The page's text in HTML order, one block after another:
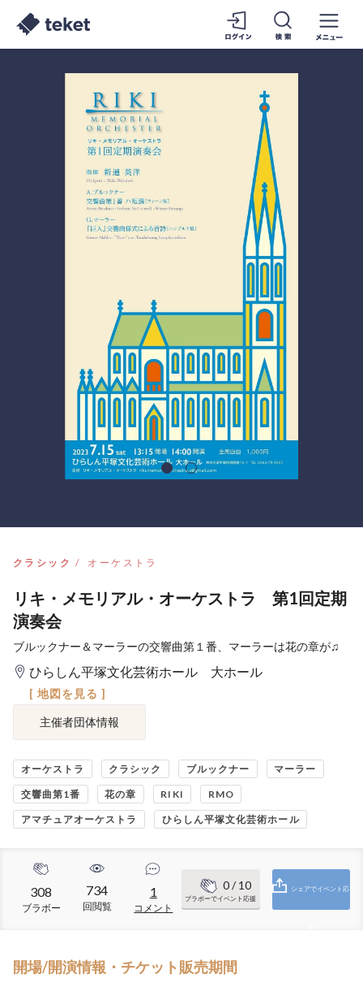
クラシック オーケストラ
リキ・メモリアル・オーケストラ 第1回定期
演奏会
ブルックナー＆マーラーの交響曲第１番、マーラーは花の章が♫
ひらしん平塚文化芸術ホール 大ホール
[ 地図を見る ]
主催者団体情報
オーケストラ クラシック ブルックナー マーラー
交響曲第1番 花の章 RIKI RMO
アマチュアオーケストラ ひらしん平塚文化芸術ホール
308
ブラボー
734
回閲覧
1
コメント
0/ 10
ブラボーでイベント応援
シェアでイベント応
開場/開演情報・チケット販売期間